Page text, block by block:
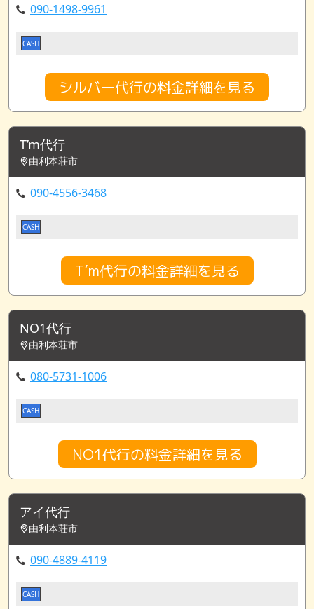
090-1498-9961
CASH
シルバー代行の料金詳細を見る
T’m代行
由利本荘市
090-4556-3468
CASH
T’m代行の料金詳細を見る
NO1代行
由利本荘市
080-5731-1006
CASH
NO1代行の料金詳細を見る
アイ代行
由利本荘市
090-4889-4119
CASH